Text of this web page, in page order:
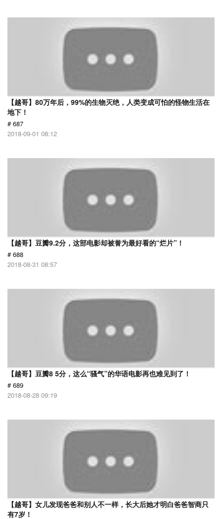
【越哥】80万年后，99%的生物灭绝，人类变成可怕的怪物生活在
地下！
# 687
2018-09-01 08:12
【越哥】豆瓣9.2分，这部电影却被誉为最好看的“烂片”！
# 688
2018-08-31 08:57
【越哥】豆瓣8 5分，这么“骚气”的华语电影再也难见到了！
# 689
2018-08-28 09:19
【越哥】女儿发现爸爸和别人不一样，长大后她才明白爸爸智商只
有7岁！